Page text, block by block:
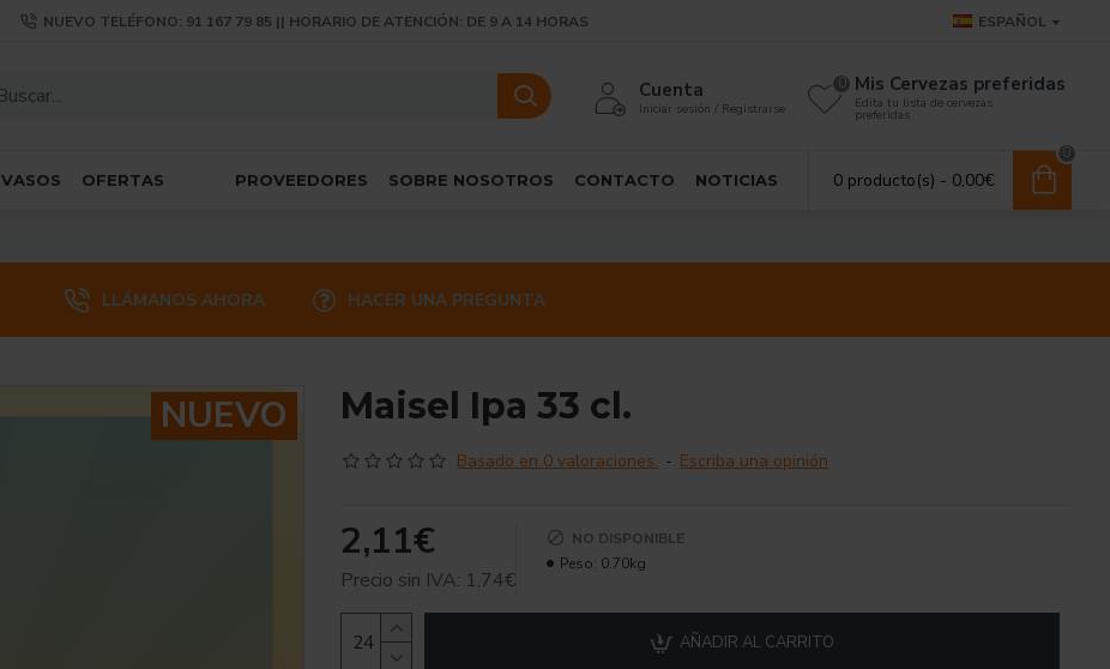
NUEVO TELÉFONO: 91 167 79 85 || HORARIO DE ATENCIÓN: DE 9 A 14 HORAS ESPAÑOL
Cuenta
Iniciar sesión / Registrarse
Mis Cervezas preferidas
Edita tu lista de cervezas
preferidas
0
VASOS OFERTAS PROVEEDORES SOBRE NOSOTROS CONTACTO NOTICIAS 0 producto(s) - 0,00€
0
LLÁMANOS AHORA HACER UNA PREGUNTA
NUEVO Maisel Ipa 33 cl.
Basado en 0 valoraciones. - Escriba una opinión
2,11€
Precio sin IVA: 1,74€
NO DISPONIBLE
Peso: 0.70kg
AÑADIR AL CARRITO